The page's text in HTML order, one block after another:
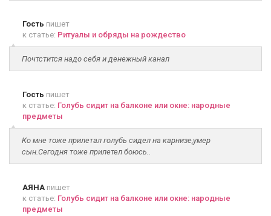
Гость пишет
к статье: Ритуалы и обряды на рождество
Почтстится надо себя и денежный канал
Гость пишет
к статье: Голубь сидит на балконе или окне: народные
предметы
Ко мне тоже прилетал голубь сидел на карнизе,умер
сын.Сегодня тоже прилетел боюсь..
АЯНА пишет
к статье: Голубь сидит на балконе или окне: народные
предметы